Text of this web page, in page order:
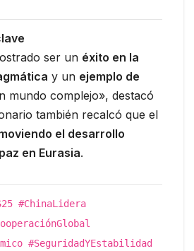
ser un éxito en la
y un ejemplo de
mundo complejo», destacó
también recalcó que el
el desarrollo
paz en Eurasia.
#ChinaLidera
#SeguridadYEstabilidad